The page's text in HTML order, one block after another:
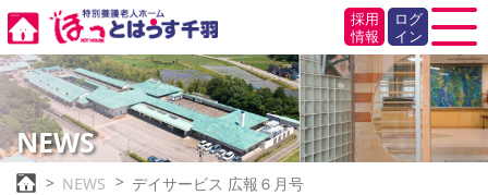
採用
情報
ログ
イン
NEWS
NEWS デイサービス 広報６月号